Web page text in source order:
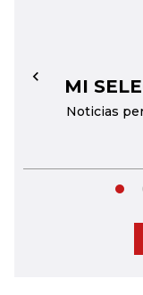
MI
Noticias
←